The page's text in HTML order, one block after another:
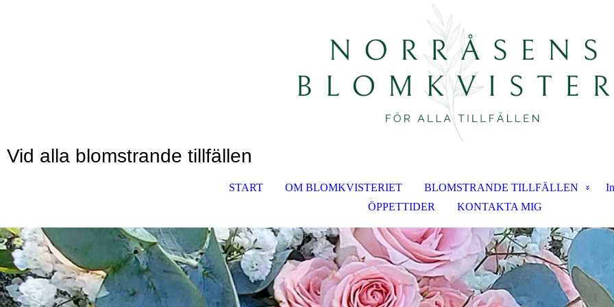
Vid alla blomstrande tillfällen
START OM BLOMKVISTERIET BLOMSTRANDE TILLFÄLLEN
ÖPPETTIDER
KONTAKTA MIG